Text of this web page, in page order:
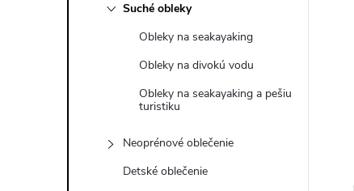
Suché obleky
Obleky na seakayaking
Obleky na divokú vodu
Obleky na seakayaking a pešiu
turistiku
Neoprénové oblečenie
Detské oblečenie